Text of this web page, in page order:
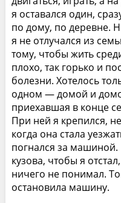
я оставался один,
по дому, по деревне.
я не отлучался из
тому, чтобы жить
плохо, так горько и
болезни. Хотелось
одном — домой и
приехавшая в конце
При ней я крепился,
когда она стала
погнался за
кузова, чтобы я
ничего не понимал.
остановила машину.